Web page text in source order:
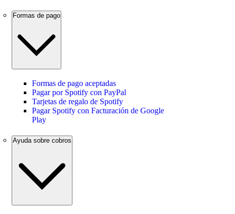
Formas de pago
Formas de pago aceptadas
Pagar por Spotify con PayPal
Tarjetas de regalo de Spotify
Pagar Spotify con Facturación de Google
Play
Ayuda sobre cobros